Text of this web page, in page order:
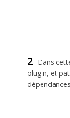
2
Dans
plugin, et